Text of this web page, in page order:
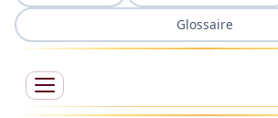
Glossaire